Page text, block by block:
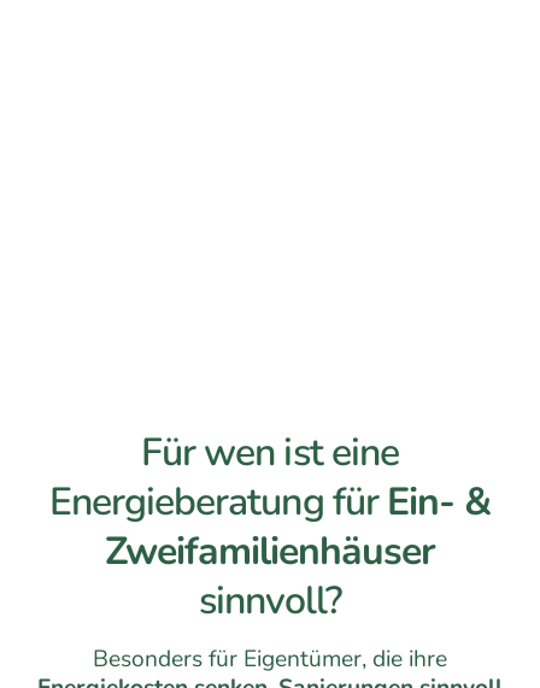
Für wen ist eine
Energieberatung fürEin- &
Zweifamilienhäuser
sinnvoll?
Besonders für Eigentümer, die ihre